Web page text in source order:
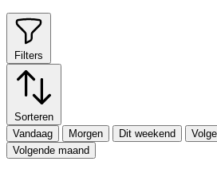
Filters
Sorteren
Vandaag
Morgen Dit weekend
Volgende maand